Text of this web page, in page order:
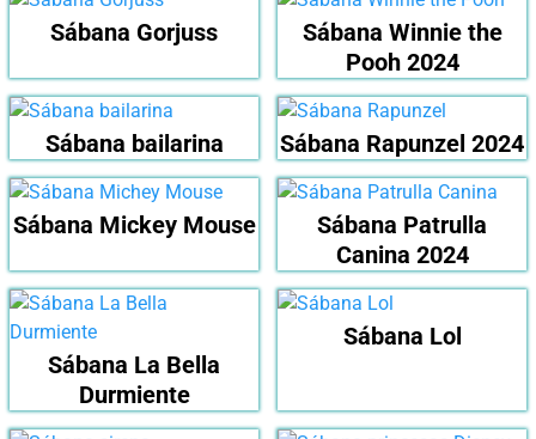
Sábana Gorjuss
Sábana Winnie the
Pooh 2024
Sábana bailarina Sábana Rapunzel 2024
Sábana Mickey Mouse
Sábana Patrulla
Canina 2024
Sábana La Bella
Durmiente
Sábana Lol